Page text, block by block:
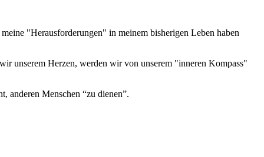
"Herausforderungen" in meinem bisherigen Leben haben
unserem Herzen, werden wir von unserem "inneren Kompass"
anderen Menschen “zu dienen”.